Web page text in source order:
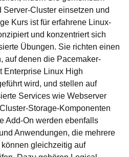
Cluster einsetzen und
Kurs ist für erfahrene Linux-
und konzentriert sich
Übungen. Sie richten einen
auf denen die Pacemaker-
Enterprise Linux High
wird, und stellen auf
Services wie Webserver
Storage-Komponenten
Add-On werden ebenfalls
Anwendungen, die mehrere
gleichzeitig auf